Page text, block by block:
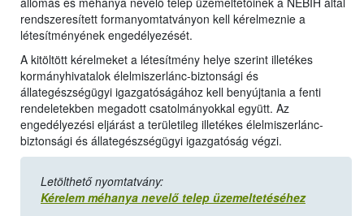
rendszeresített formanyomtatványon kell kérelmeznie a
létesítményének engedélyezését.
A kitöltött kérelmeket a létesítmény helye szerint illetékes
kormányhivatalok élelmiszerlánc-biztonsági és
állategészségügyi igazgatóságához kell benyújtania a fenti
rendeletekben megadott csatolmányokkal együtt. Az
engedélyezési eljárást a területileg illetékes élelmiszerlánc-
biztonsági és állategészségügyi igazgatóság végzi.
Letölthető nyomtatvány:
Kérelem méhanya nevelő telep üzemeltetéséhez